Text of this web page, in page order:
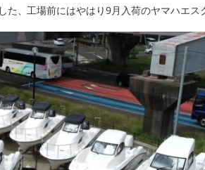
た、工場前にはやはり9月入荷のヤマハエス